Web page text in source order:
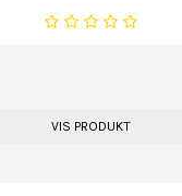
VIS PRODUKT